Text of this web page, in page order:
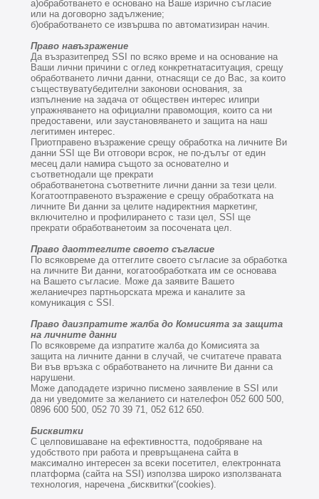
а)обработването е основано на Ваше изрично съгласие
или на договорно задължение;
б)обработването се извършва по автоматизиран начин.
Право навъзражение
Да възразитепред SSI по всяко време и на основание на
Ваши лични причини с оглед конкретнатаситуация, срещу
обработването лични данни, отнасящи се до Вас, за които
съществуватубедителни законови основания, за
изпълнение на задача от обществен интерес илипри
упражняването на официални правомощия, които са ни
предоставени, или заустановяването и защита на наш
легитимен интерес.
Приотправено възражение срещу обработка на личните Ви
данни SSI ще Ви отговори всрок, не по-дълъг от един
месец дали намира същото за основателно и
съответнодали ще прекрати
обработванетона съответните лични данни за тези цели.
Когатоотправеното възражение е срещу обработката на
личните Ви данни за целите надиректния маркетинг,
включително и профилирането с тази цел, SSI ще
прекрати обработванетоим за посочената цел.
Право даоттеглите своето съгласие
По всяковреме да оттеглите своето съгласие за обработка
на личните Ви данни, когатообработката им се основава
на Вашето съгласие. Може да заявите Вашето
желаниечрез партньорската мрежа и каналите за
комуникация с SSI.
Право даизпратите жалба до Комисията за защита
на личните данни
По всяковреме да изпратите жалба до Комисията за
защита на личните данни в случай, че считатече правата
Ви във връзка с обработването на личните Ви данни са
нарушени.
Може даподадете изрично писмено заявление в SSI или
да ни уведомите за желанието си нателефон 052 600 500,
0896 600 500 , 052 70 39 71, 052 612 650.
Бисквитки
С целповишаване на ефективността, подобряване на
удобството при работа и превръщанена сайта в
максимално интересен за всеки посетител, електронната
платформа (сайта на SSI) използва широко използваната
технология, наречена „бисквитки“(cookies).